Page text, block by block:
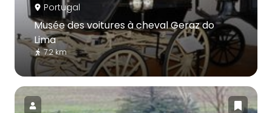
Portugal
Musée des voitures à cheval Geraz do
Lima
7.2 km